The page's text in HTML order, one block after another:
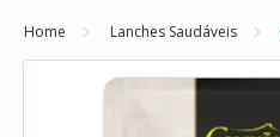
Home Lanches Saudáveis